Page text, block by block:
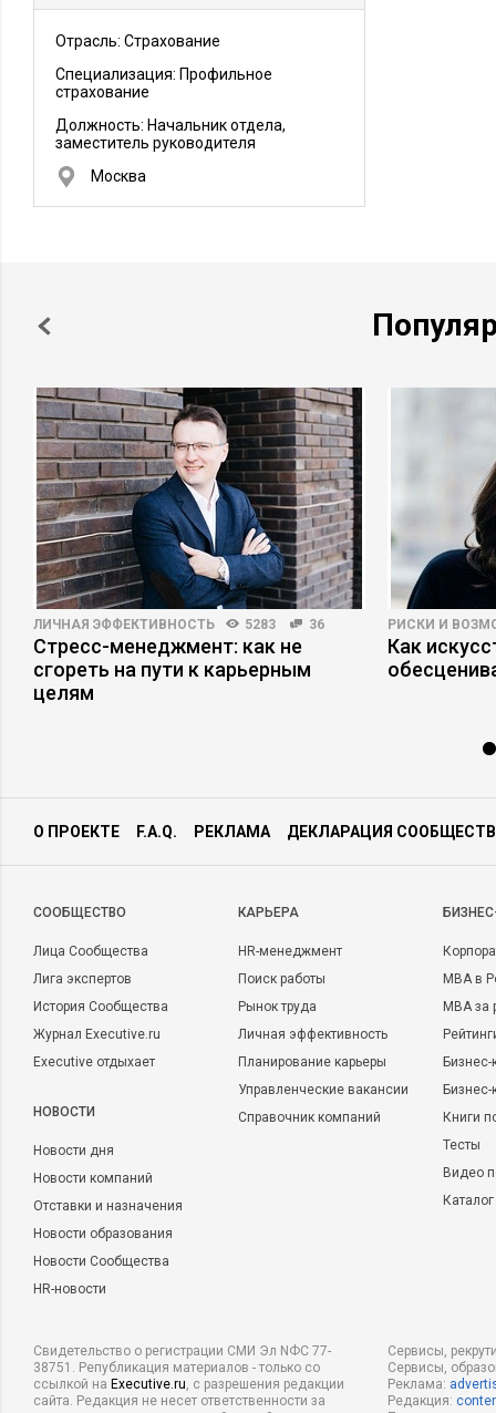
Отрасль: Страхование
Специализация: Профильное
страхование
Должность: Начальник отдела,
заместитель руководителя
Москва
ЛИЧНАЯ ЭФФЕКТИВНОСТЬ 5283 36
Стресс-менеджмент: как не
сгореть на пути к карьерным
целям
РИСКИ И
Как
О ПРОЕКТЕ F.A.Q. РЕКЛАМА ДЕКЛАРАЦИЯ
CООБЩЕСТВО
Лица Сообщества
Лига экспертов
История Сообщества
Журнал Executive.ru
Executive отдыхает
НОВОСТИ
Новости дня
Новости компаний
Отставки и назначения
Новости образования
Новости Сообщества
HR-новости
КАРЬЕРА
HR-менеджмент
Поиск работы
Рынок труда
Личная эффективность
Планирование карьеры
Управленческие вакансии
Справочник компаний
MBA в
MBA
Бизнес-
Книги
Тесты
Видео
Свидетельство о регистрации СМИ Эл NФС 77-
38751. Републикация материалов - только со
ссылкой на Executive.ru, с разрешения редакции
сайта. Редакция не несет ответственности за
Сервисы,
Сервисы,
Реклама:
Редакция: